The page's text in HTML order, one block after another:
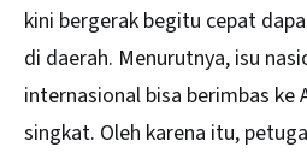
kini bergerak begitu cepat
di daerah. Menurutnya, isu
internasional bisa berimbas ke
singkat. Oleh karena itu,